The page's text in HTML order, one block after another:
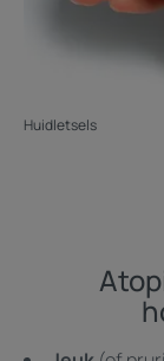
Huidletsels